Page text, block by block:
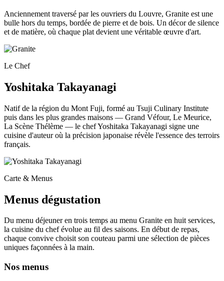
Anciennement traversé par les ouvriers du Louvre, Granite est une
bulle hors du temps, bordée de pierre et de bois. Un décor de silence
et de matière, où chaque plat devient une véritable œuvre d'art.
Le Chef
Yoshitaka Takayanagi
Natif de la région du Mont Fuji, formé au Tsuji Culinary Institute
puis dans les plus grandes maisons — Grand Véfour, Le Meurice,
La Scène Thélème — le chef Yoshitaka Takayanagi signe une
cuisine d'auteur où la précision japonaise révèle l'essence des terroirs
français.
Carte & Menus
Menus dégustation
Du menu déjeuner en trois temps au menu Granite en huit services,
la cuisine du chef évolue au fil des saisons. En début de repas,
chaque convive choisit son couteau parmi une sélection de pièces
uniques façonnées à la main.
Nos menus